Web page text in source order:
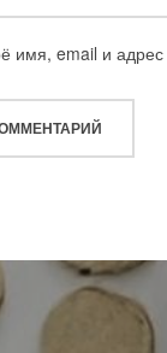
имя, email и